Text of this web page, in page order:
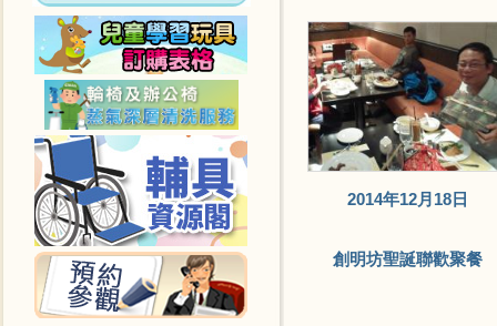
2014年12月18日
創明坊聖誕聯歡聚餐